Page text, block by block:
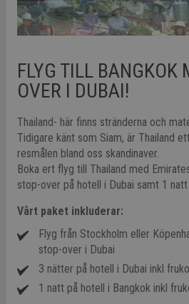
FLYG TILL BANGKOK
OVER I DUBAI!
Thailand- här finns stränderna och
Tidigare känt som Siam, är Thailand
resmålen bland oss skandinaver.
Boka ert flyg till Thailand med
stop-over på hotell i Dubai samt 1
Vårt paket inkluderar:
Flyg från Stockholm eller
stop-over i Dubai
3 nätter på hotell i Dubai inkl
1 natt på hotell i Bangkok inkl